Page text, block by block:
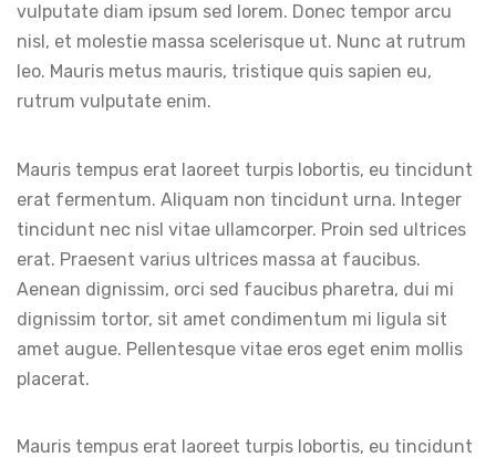
vulputate diam ipsum sed lorem. Donec tempor arcu
nisl, et molestie massa scelerisque ut. Nunc at rutrum
leo. Mauris metus mauris, tristique quis sapien eu,
rutrum vulputate enim.
Mauris tempus erat laoreet turpis lobortis, eu tincidunt
erat fermentum. Aliquam non tincidunt urna. Integer
tincidunt nec nisl vitae ullamcorper. Proin sed ultrices
erat. Praesent varius ultrices massa at faucibus.
Aenean dignissim, orci sed faucibus pharetra, dui mi
dignissim tortor, sit amet condimentum mi ligula sit
amet augue. Pellentesque vitae eros eget enim mollis
placerat.
Mauris tempus erat laoreet turpis lobortis, eu tincidunt